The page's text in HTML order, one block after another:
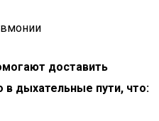
доставить
в дыхательные пути, что: